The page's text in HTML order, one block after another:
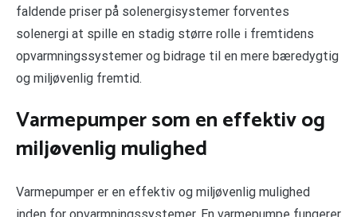
faldende priser på solenergisystemer forventes
solenergi at spille en stadig større rolle i fremtidens
opvarmningssystemer og bidrage til en mere bæredygtig
og miljøvenlig fremtid.
Varmepumper som en effektiv og
miljøvenlig mulighed
Varmepumper er en effektiv og miljøvenlig mulighed